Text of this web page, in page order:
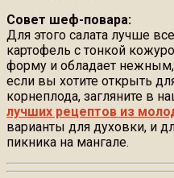
Совет шеф-повара:
Для этого салата лучше
картофель с тонкой
форму и обладает
если вы хотите открыть
корнеплода, загляните в
лучших рецептов из
варианты для духовки, и
пикника на мангале.